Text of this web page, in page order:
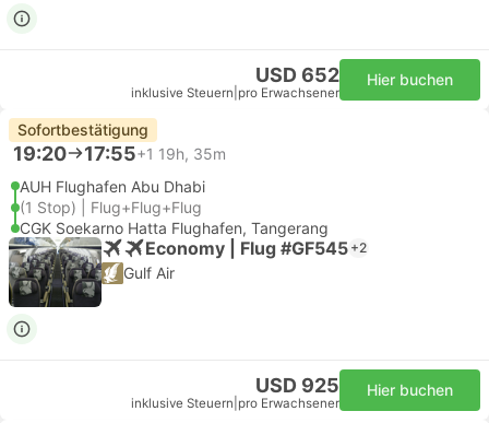
USD 652
inklusive Steuern pro Erwachsener
Hier buchen
Sofortbestätigung
19:20 17:55+1 19h, 35m
AUH Flughafen Abu Dhabi
(1 Stop) | Flug+Flug+Flug
CGK Soekarno Hatta Flughafen, Tangerang
Economy | Flug #GF545 +2
Gulf Air
USD 925
inklusive Steuern pro Erwachsener
Hier buchen